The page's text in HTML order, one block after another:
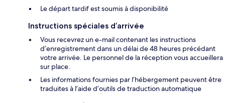
Le départ tardif est soumis à disponibilité
Instructions spéciales d’arrivée
Vous recevrez un e-mail contenant les instructions
d’enregistrement dans un délai de 48 heures précédant
votre arrivée. Le personnel de la réception vous accueillera
sur place.
Les informations fournies par l’hébergement peuvent être
traduites à l’aide d’outils de traduction automatique